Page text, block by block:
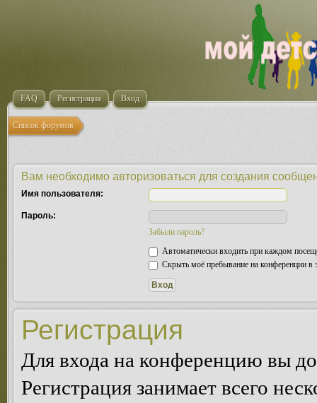
FAQ Регистрация Вход
Список форумов
Вам необходимо авторизоваться для создания
Имя пользователя:
Пароль:
Забыли пароль?
Автоматически входить при каждом
Скрыть моё пребывание на конференции в
Регистрация
Для входа на конференцию вы
Регистрация занимает всего